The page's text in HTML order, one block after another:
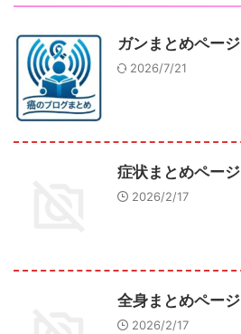
ガンまとめページ
2026/7/21
症状まとめページ
2026/2/17
全身まとめページ
2026/2/17